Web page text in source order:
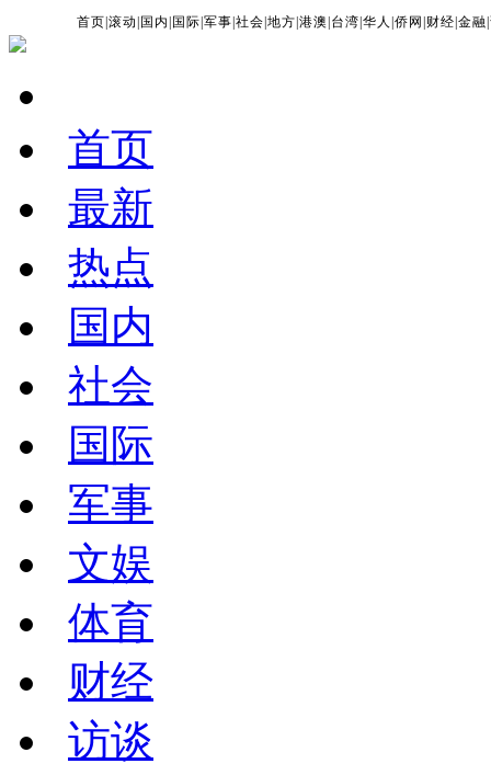
首页 |滚动 国内 国际 |军事 |社会 |地方 |港澳 台湾 |华人 |侨网 财经 |金融 |
首页
最新
热点
国内
社会
国际
军事
文娱
体育
财经
访谈